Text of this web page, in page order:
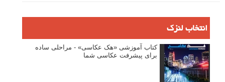
انتخاب لنزک
کتاب آموزشی «هک عکاسی» - مراحلی ساده
برای پیشرفت عکاسی شما